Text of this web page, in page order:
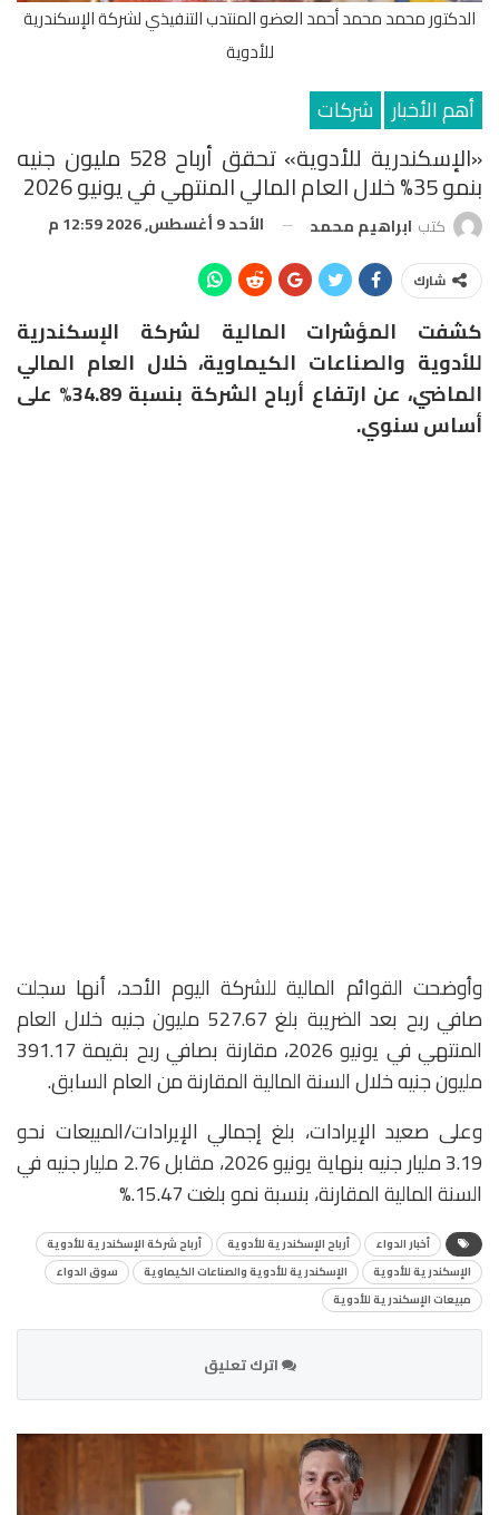
الدكتور محمد محمد أحمد العضو المنتدب التنفيذي لشركة الإسكندرية
للأدوية
أهم الأخبار شركات
«الإسكندرية للأدوية» تحقق أرباح 528 مليون جنيه
بنمو 35% خلال العام المالي المنتهي في يونيو 2026
كتب ابراهيم محمد الأحد 9 أغسطس, 2026 12:59 م
شارك
كشفت المؤشرات المالية لشركة الإسكندرية
للأدوية والصناعات الكيماوية، خلال العام المالي
الماضي، عن ارتفاع أرباح الشركة بنسبة 34.89% على
أساس سنوي.
​وأوضحت القوائم المالية للشركة اليوم الأحد، أنها سجلت
صافي ربح بعد الضريبة بلغ 527.67 مليون جنيه خلال العام
المنتهي في يونيو 2026، مقارنة بصافي ربح بقيمة 391.17
مليون جنيه خلال السنة المالية المقارنة من العام السابق.
​وعلى صعيد الإيرادات، بلغ إجمالي الإيرادات/المبيعات نحو
3.19 مليار جنيه بنهاية يونيو 2026، مقابل 2.76 مليار جنيه في
السنة المالية المقارنة، بنسبة نمو بلغت 15.47.%
أخبار الدواء أرباح الإسكندرية للأدوية
أرباح شركة الإسكندرية للأدوية
الإسكندرية للأدوية
الإسكندرية للأدوية والصناعات الكيماوية
سوق الدواء
مبيعات الإسكندرية للأدوية
اترك تعليق